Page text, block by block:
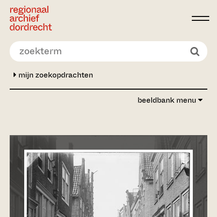
Ga direct naar de inhoud
mijn zoekopdrachten
beeldbank menu